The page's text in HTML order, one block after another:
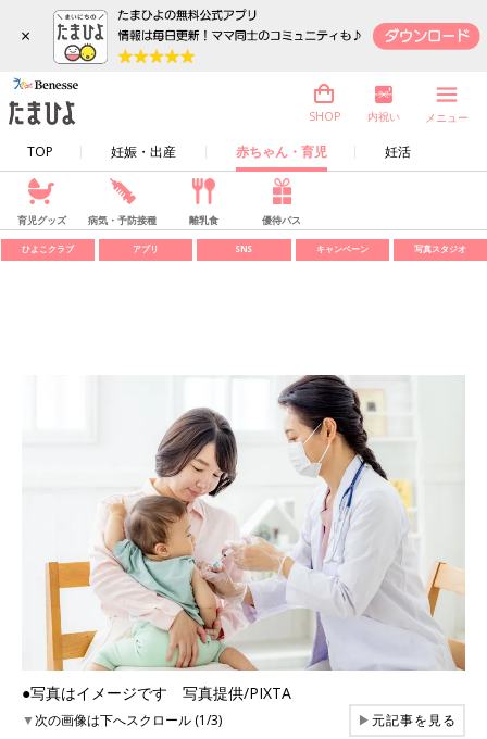
×
TOP 妊娠・出産 赤ちゃん・育児 妊活
SHOP 内祝い メニュー
育児グッズ 病気・予防接種 離乳食 優待パス
ひよこクラブ アプリ SNS キャンペーン 写真スタジオ
●写真はイメージです 写真提供/PIXTA
▼次の画像は下へスクロール (1/3) ▶元記事を見る